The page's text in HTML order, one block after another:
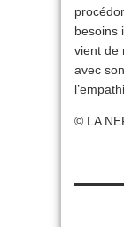
besoins
vient de
avec
© LA